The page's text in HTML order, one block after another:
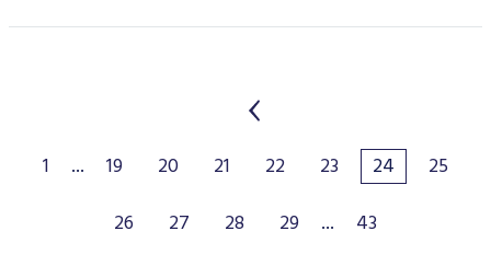
1 ... 19 20 21 22 23 24
25
26
27 28 29 ... 43